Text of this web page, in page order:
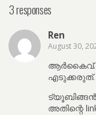
3 responses
Ren
August 30,
എടുക്കരുത്.
ട്യൂബിങ്ങൻ
അതിന്റെ